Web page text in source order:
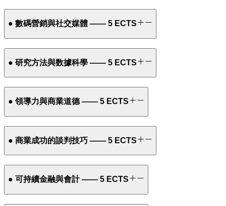
● 數碼營銷與社交媒體 —— 5 ECTS
● 研究方法與数據科學 —— 5 ECTS
● 領導力與商業道德 —— 5 ECTS
● 商業成功的談判技巧 —— 5 ECTS
● 可持續金融與會計 —— 5 ECTS